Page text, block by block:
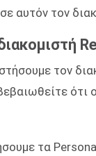
αυτόν τον
τον
ότι
τα